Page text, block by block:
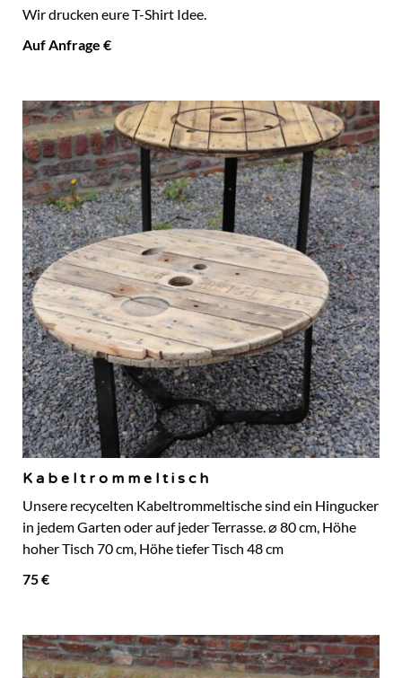
Wir drucken eure T-Shirt Idee.
Auf Anfrage €
Kabeltrommeltisch
Unsere recycelten Kabeltrommeltische sind ein Hingucker
in jedem Garten oder auf jeder Terrasse. ⌀ 80 cm, Höhe
hoher Tisch 70 cm, Höhe tiefer Tisch 48 cm
75 €